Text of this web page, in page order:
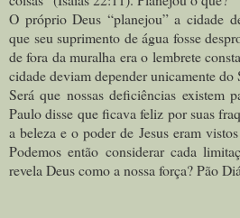
O próprio Deus “planejou” a cidade
que seu suprimento de água fosse
de fora da muralha era o lembrete
cidade deviam depender unicamente do
Será que nossas deficiências existem
Paulo disse que ficava feliz por suas
a beleza e o poder de Jesus eram
Podemos então considerar cada
revela Deus como a nossa força? Pão